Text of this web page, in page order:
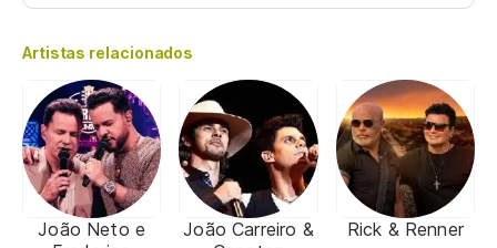
Artistas relacionados
João Neto e
João Carreiro &
Rick & Renner